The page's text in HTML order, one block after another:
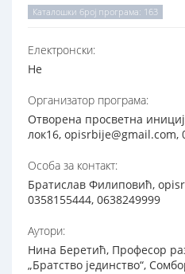
Каталошки број програма: 163
Електронски:
Не
Организатор програма:
Отворена просветна
лок16, opisrbije@gmail.com,
Особа за контакт:
Братислав Филиповић,
0358155444, 0638249999
Аутори:
Нина Беретић, Професор
„Братство јединство“,